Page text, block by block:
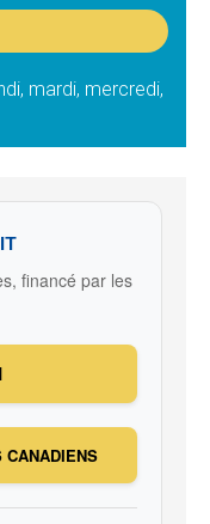
mardi, mercredi,
financé par les
CANADIENS